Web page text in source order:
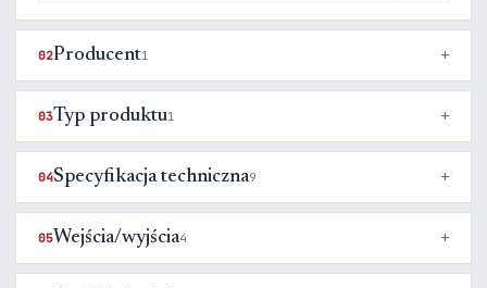
02Producent1
03Typ produktu1
04Specyfikacja techniczna9
05Wejścia/wyjścia4